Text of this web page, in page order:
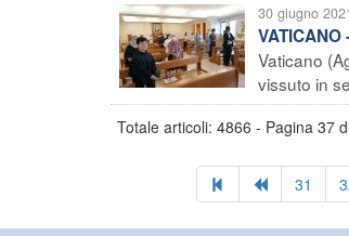
30 giugno
Vaticano
vissuto in
Totale articoli: 4866 - Pagina 37
31